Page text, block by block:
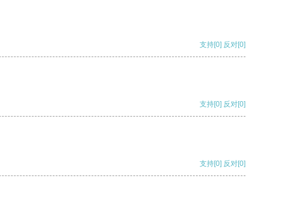
支持[0] 反对[0]
支持[0] 反对[0]
支持[0] 反对[0]